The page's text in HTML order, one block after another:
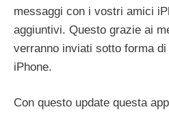
messaggi con i vostri amici
aggiuntivi. Questo grazie ai
verranno inviati sotto forma
iPhone.
Con questo update questa